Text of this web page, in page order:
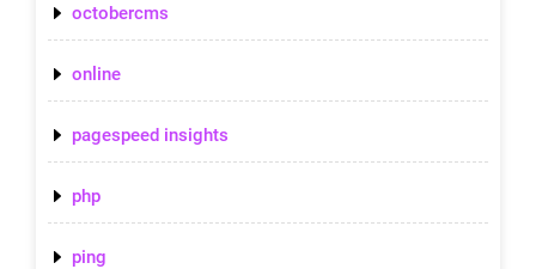
octobercms
online
pagespeed insights
php
ping